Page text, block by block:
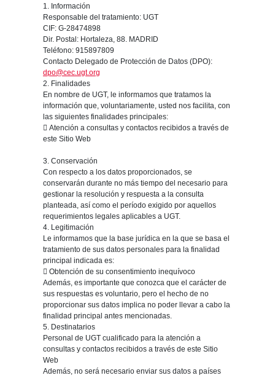
1. Información
Responsable del tratamiento: UGT
CIF: G-28474898
Dir. Postal: Hortaleza, 88. MADRID
Teléfono: 915897809
Contacto Delegado de Protección de Datos (DPO):
dpo@cec.ugt.org
2. Finalidades
En nombre de UGT, le informamos que tratamos la
información que, voluntariamente, usted nos facilita, con
las siguientes finalidades principales:
 Atención a consultas y contactos recibidos a través de
este Sitio Web
3. Conservación
Con respecto a los datos proporcionados, se
conservarán durante no más tiempo del necesario para
gestionar la resolución y respuesta a la consulta
planteada, así como el período exigido por aquellos
requerimientos legales aplicables a UGT.
4. Legitimación
Le informamos que la base jurídica en la que se basa el
tratamiento de sus datos personales para la finalidad
principal indicada es:
 Obtención de su consentimiento inequívoco
Además, es importante que conozca que el carácter de
sus respuestas es voluntario, pero el hecho de no
proporcionar sus datos implica no poder llevar a cabo la
finalidad principal antes mencionadas.
5. Destinatarios
Personal de UGT cualificado para la atención a
consultas y contactos recibidos a través de este Sitio
Web
Además, no será necesario enviar sus datos a países